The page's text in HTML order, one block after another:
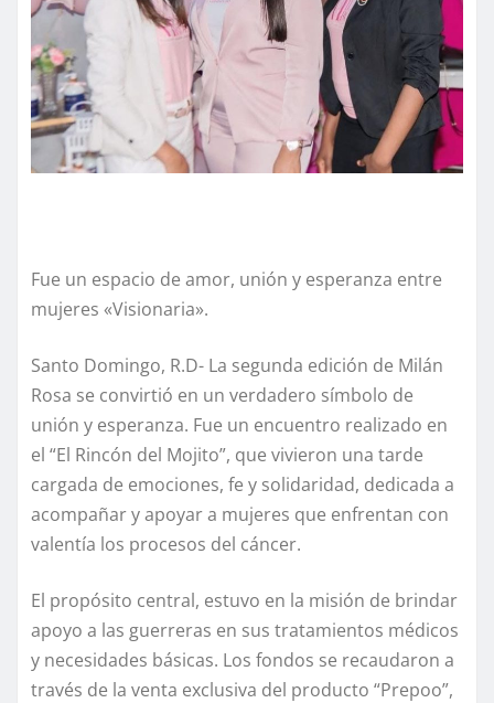
Fue un espacio de amor, unión y esperanza entre
mujeres «Visionaria».
Santo Domingo, R.D- La segunda edición de Milán
Rosa se convirtió en un verdadero símbolo de
unión y esperanza. Fue un encuentro realizado en
el “El Rincón del Mojito”, que vivieron una tarde
cargada de emociones, fe y solidaridad, dedicada a
acompañar y apoyar a mujeres que enfrentan con
valentía los procesos del cáncer.
El propósito central, estuvo en la misión de brindar
apoyo a las guerreras en sus tratamientos médicos
y necesidades básicas. Los fondos se recaudaron a
través de la venta exclusiva del producto “Prepoo”,